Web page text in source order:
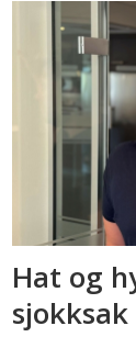
Hat og
sjokksak